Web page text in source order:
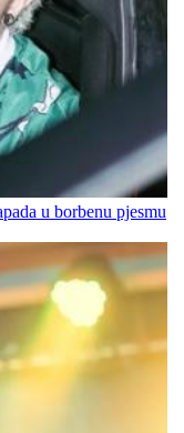
u borbenu pjesmu